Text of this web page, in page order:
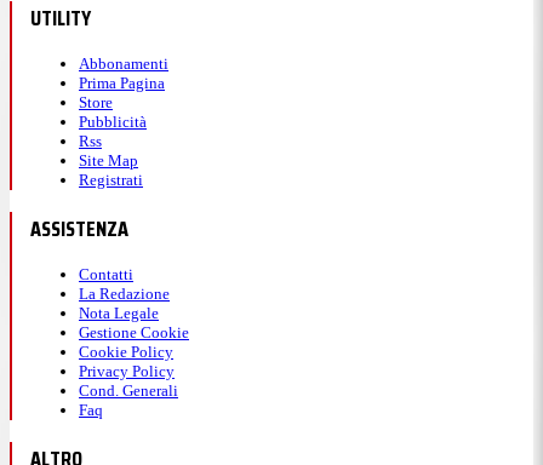
UTILITY
Abbonamenti
Prima Pagina
Store
Pubblicità
Rss
Site Map
Registrati
ASSISTENZA
Contatti
La Redazione
Nota Legale
Gestione Cookie
Cookie Policy
Privacy Policy
Cond. Generali
Faq